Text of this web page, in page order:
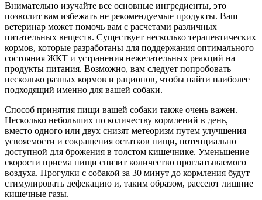
Внимательно изучайте все основные ингредиенты, это
позволит вам избежать не рекомендуемые продукты. Ваш
ветеринар может помочь вам с расчетами различных
питательных веществ. Существует несколько терапевтических
кормов, которые разработаны для поддержания оптимального
состояния ЖКТ и устранения нежелательных реакций на
продукты питания. Возможно, вам следует попробовать
несколько разных кормов и рационов, чтобы найти наиболее
подходящий именно для вашей собаки.
Способ принятия пищи вашей собаки также очень важен.
Несколько небольших по количеству кормлений в день,
вместо одного или двух снизят метеоризм путем улучшения
усвояемости и сокращения остатков пищи, потенциально
доступной для брожения в толстом кишечнике. Уменьшение
скорости приема пищи снизит количество проглатываемого
воздуха. Прогулки с собакой за 30 минут до кормления будут
стимулировать дефекацию и, таким образом, рассеют лишние
кишечные газы.